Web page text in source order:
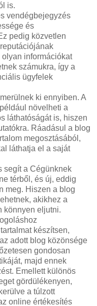
is.
vendégbejegyzés
és
pedig közvetlen
információkat
számukra, így a
ügyfelek
ki ennyiben. A
növelheti a
láthatóságát is, hiszen
Ráadásul a blog
megosztásából,
láthatja el a saját
segít a Cégünknek
térből, és új, eddig
meg. Hiszen a blog
akikhez a
könnyen eljutni.
készítsen,
adott blog közönsége
gondosan
majd ennek
Emellett különös
gördülékenyen,
a túlzott
online értékesítés